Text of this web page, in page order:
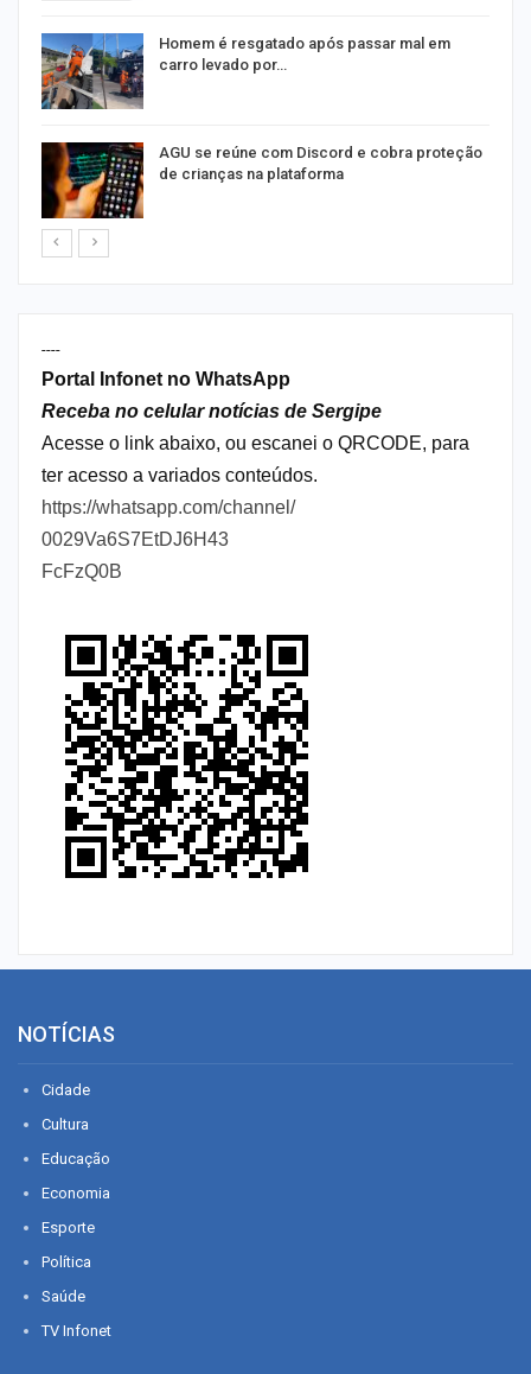
Homem é resgatado após passar mal em
carro levado por…
AGU se reúne com Discord e cobra proteção
de crianças na plataforma
----
Portal Infonet no WhatsApp
Receba no celular notícias de Sergipe
Acesse o link abaixo, ou escanei o QRCODE, para
ter acesso a variados conteúdos.
https://whatsapp.com/channel/
0029Va6S7EtDJ6H43
FcFzQ0B
NOTÍCIAS
Cidade
Cultura
Educação
Economia
Esporte
Política
Saúde
TV Infonet